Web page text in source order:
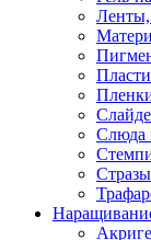
Ленты,
Слюда
Стразы